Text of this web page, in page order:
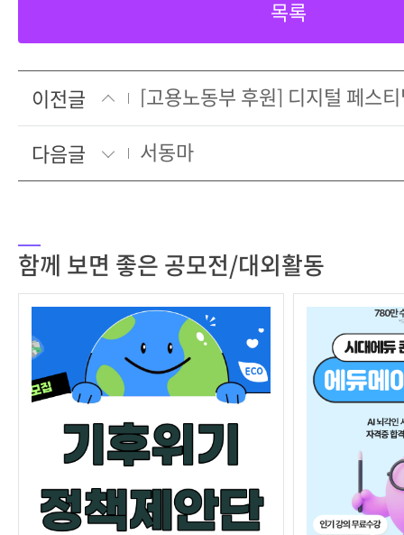
목록
이전글
다음글
서동마
함께 보면 좋은 공모전/대외활동